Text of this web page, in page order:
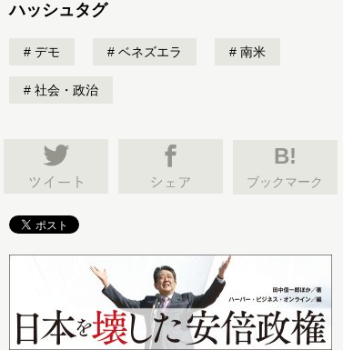
ハッシュタグ
デモ ベネズエラ 南米
社会・政治
B!
ブックマーク